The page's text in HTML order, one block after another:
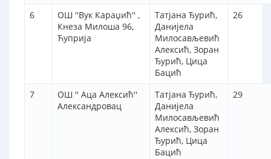
6
ОШ ''Вук Караџић'' ,
Кнеза Милоша 96,
Ћуприја
Татјана Ђурић,
Данијела
Милосављевић
Алексић, Зоран
Ђурић, Цица
Бацић
26
7
ОШ '' Аца Алексић''
Александровац
Татјана Ђурић,
Данијела
Милосављевић
Алексић, Зоран
Ђурић, Цица
Бацић
29